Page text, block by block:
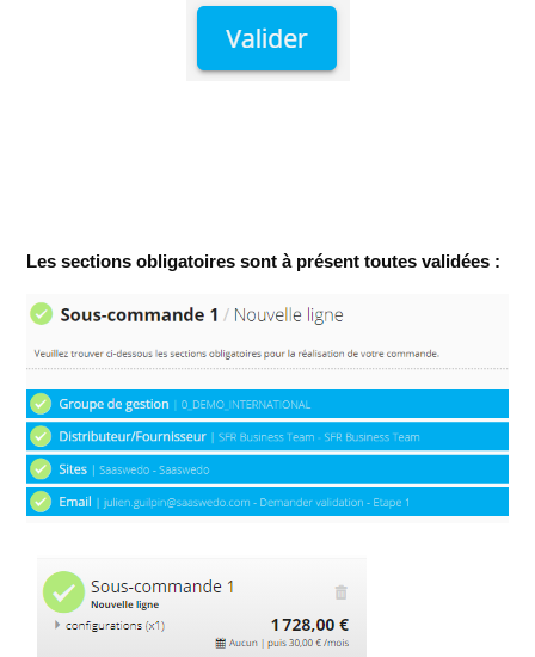
Les sections obligatoires sont à présent toutes validées :